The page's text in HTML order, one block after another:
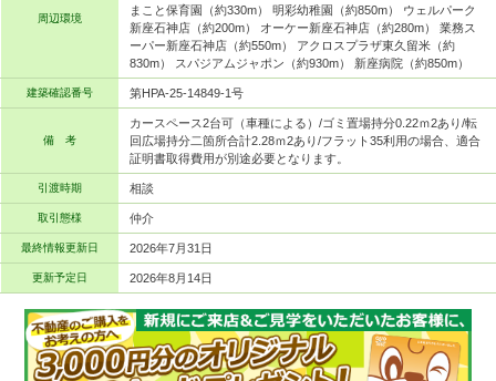
周辺環境
まこと保育園（約330m） 明彩幼稚園（約850m） ウェルパーク
新座石神店（約200m） オーケー新座石神店（約280m） 業務ス
ーパー新座石神店（約550m） アクロスプラザ東久留米（約
830m） スパジアムジャポン（約930m） 新座病院（約850m）
建築確認番号 第HPA-25-14849-1号
備 考
カースペース2台可（車種による）/ゴミ置場持分0.22ｍ2あり/転
回広場持分二箇所合計2.28ｍ2あり/フラット35利用の場合、適合
証明書取得費用が別途必要となります。
引渡時期 相談
取引態様 仲介
最終情報更新日 2026年7月31日
更新予定日 2026年8月14日